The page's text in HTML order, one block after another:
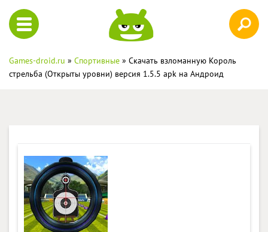
Games-droid.ru » Спортивные » Скачать взломанную Король
стрельба (Открыты уровни) версия 1.5.5 apk на Андроид